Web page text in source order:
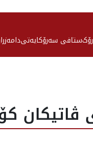
ستافی سەرۆکایەتی